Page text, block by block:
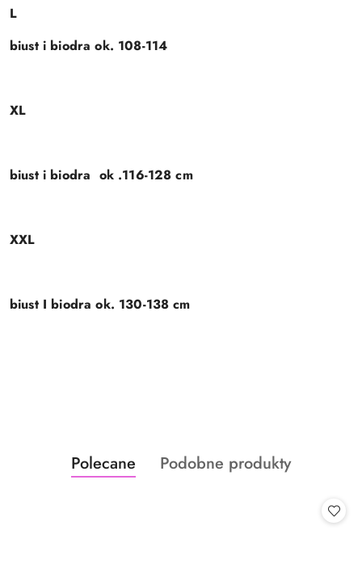
L
biust i biodra ok. 108-114
XL
biust i biodra ok .116-128 cm
XXL
biust I biodra ok. 130-138 cm
Pomiń karuzelę produktów
Produkty
o
Polecane
Produkty
Podobne produkty